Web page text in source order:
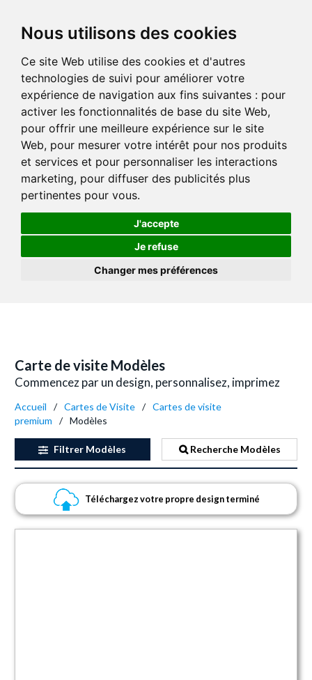
Nous utilisons des cookies
Ce site Web utilise des cookies et d'autres
technologies de suivi pour améliorer votre
expérience de navigation aux fins suivantes : pour
activer les fonctionnalités de base du site Web,
pour offrir une meilleure expérience sur le site
Web, pour mesurer votre intérêt pour nos produits
et services et pour personnaliser les interactions
marketing, pour diffuser des publicités plus
pertinentes pour vous.
J'accepte
Je refuse
Changer mes préférences
Carte de visite Modèles
Commencez par un design, personnalisez, imprimez
Accueil Cartes de Visite
Cartes de visite
premium
Modèles
Filtrer Modèles Recherche Modèles
Téléchargez votre propre design terminé